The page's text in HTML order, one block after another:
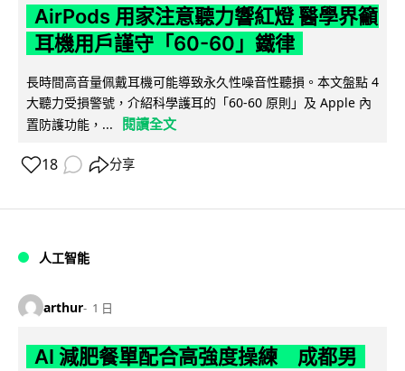
AirPods 用家注意聽力響紅燈 醫學界籲
耳機用戶謹守「60-60」鐵律
長時間高音量佩戴耳機可能導致永久性噪音性聽損。本文盤點 4
大聽力受損警號，介紹科學護耳的「60-60 原則」及 Apple 內
置防護功能，...
閱讀全文
18 分享
人工智能
arthur 1 日
AI 減肥餐單配合高強度操練 成都男